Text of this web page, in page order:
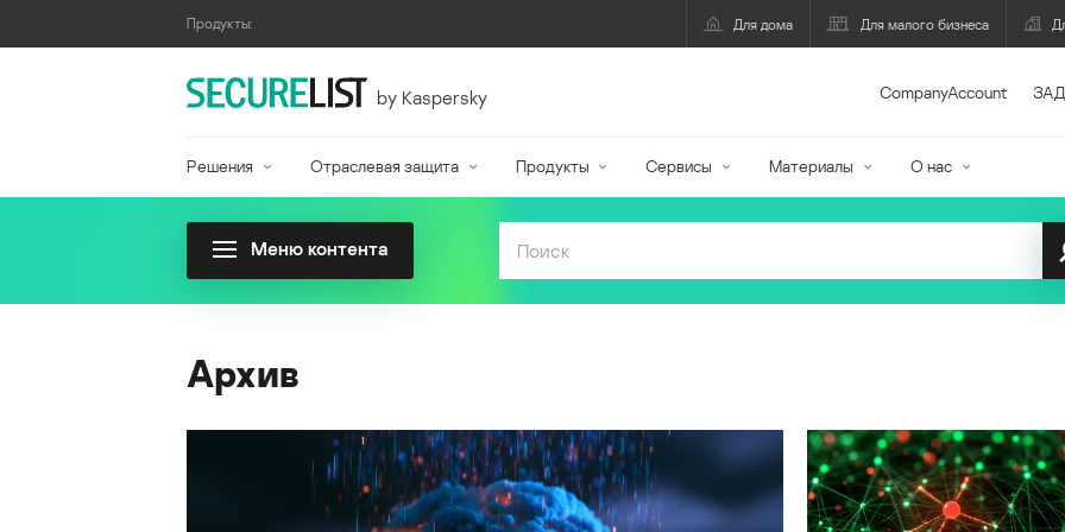
Продукты: Для дома Для малого бизнеса
by Kaspersky CompanyAccount
Решения Отраслевая защита Продукты Сервисы Материалы О нас
Меню контента
Архив